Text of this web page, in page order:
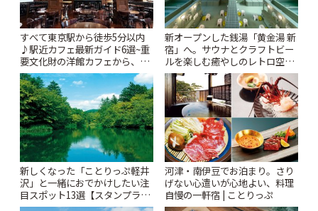
すべて東京駅から徒歩5分以内
♪駅近カフェ最新ガイド6選~重
要文化財の洋館カフェから、改
札すぐのレトロ喫茶まで~ | こと
りっぷ
新オープンした銭湯「黄金湯 新
宿」へ。サウナとクラフトビー
ルを楽しむ癒やしのレトロ空間
| ことりっぷ
新しくなった「ことりっぷ軽井
沢」と一緒におでかけしたい注
目スポット13選【スタンプラリ
ー開催中】 | ことりっぷ
河津・南伊豆でお泊まり。さり
げない心遣いが心地よい、料理
自慢の一軒宿 | ことりっぷ